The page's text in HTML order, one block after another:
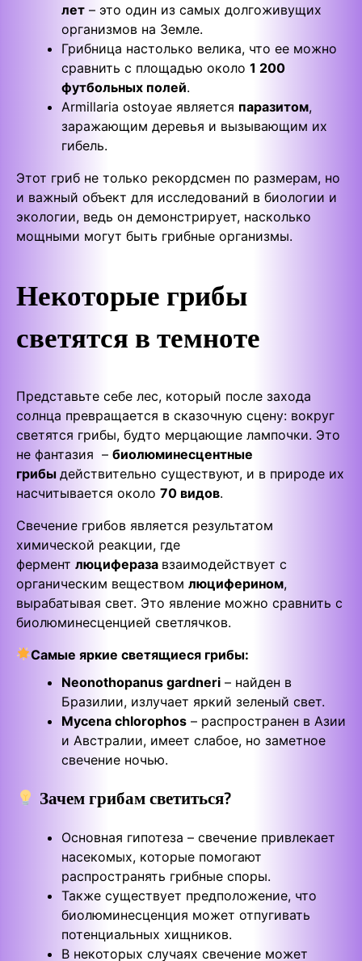
лет – это один из самых долгоживущих
организмов на Земле.
Грибница настолько велика, что ее можно
сравнить с площадью около 1 200
футбольных полей.
Armillaria ostoyae является паразитом,
заражающим деревья и вызывающим их
гибель.
Этот гриб не только рекордсмен по размерам, но
и важный объект для исследований в биологии и
экологии, ведь он демонстрирует, насколько
мощными могут быть грибные организмы.
Некоторые грибы
светятся в темноте
Представьте себе лес, который после захода
солнца превращается в сказочную сцену: вокруг
светятся грибы, будто мерцающие лампочки. Это
не фантазия – биолюминесцентные
грибы действительно существуют, и в природе их
насчитывается около 70 видов.
Свечение грибов является результатом
химической реакции, где
фермент люцифераза взаимодействует с
органическим веществом люциферином,
вырабатывая свет. Это явление можно сравнить с
биолюминесценцией светлячков.
Самые яркие светящиеся грибы:
Neonothopanus gardneri – найден в
Бразилии, излучает яркий зеленый свет.
Mycena chlorophos – распространен в Азии
и Австралии, имеет слабое, но заметное
свечение ночью.
Зачем грибам светиться?
Основная гипотеза – свечение привлекает
насекомых, которые помогают
распространять грибные споры.
Также существует предположение, что
биолюминесценция может отпугивать
потенциальных хищников.
В некоторых случаях свечение может